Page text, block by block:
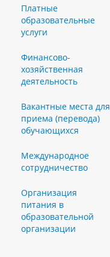
Платные
образовательные
услуги
Финансово-
хозяйственная
деятельность
Вакантные места для
приема (перевода)
обучающихся
Международное
сотрудничество
Организация
питания в
образовательной
организации